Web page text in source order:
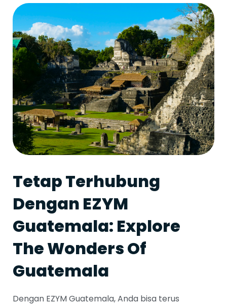
Tetap Terhubung
Dengan EZYM
Guatemala: Explore
The Wonders Of
Guatemala
Dengan EZYM Guatemala, Anda bisa terus